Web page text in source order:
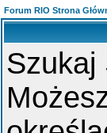
Forum RIO Strona
Szukaj